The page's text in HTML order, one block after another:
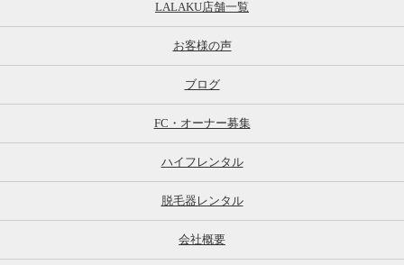
LALAKU店舗一覧
お客様の声
ブログ
FC・オーナー募集
ハイフレンタル
脱毛器レンタル
会社概要